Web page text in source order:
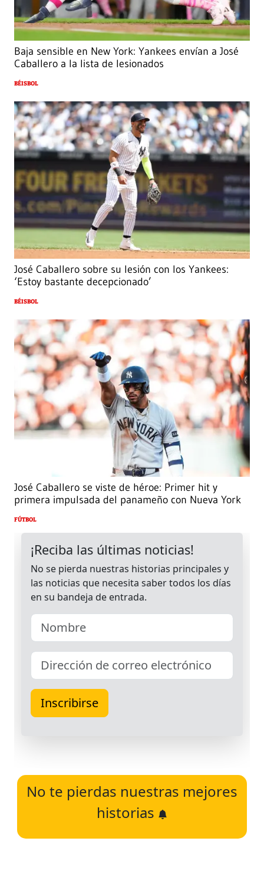
Baja sensible en New York: Yankees envían a José
Caballero a la lista de lesionados
BÉISBOL
José Caballero sobre su lesión con los Yankees:
‘Estoy bastante decepcionado’
BÉISBOL
José Caballero se viste de héroe: Primer hit y
primera impulsada del panameño con Nueva York
FÚTBOL
No te pierdas nuestras mejores
historias